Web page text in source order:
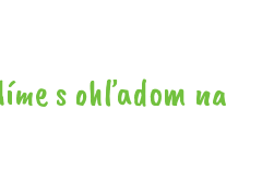
s ohľadom na